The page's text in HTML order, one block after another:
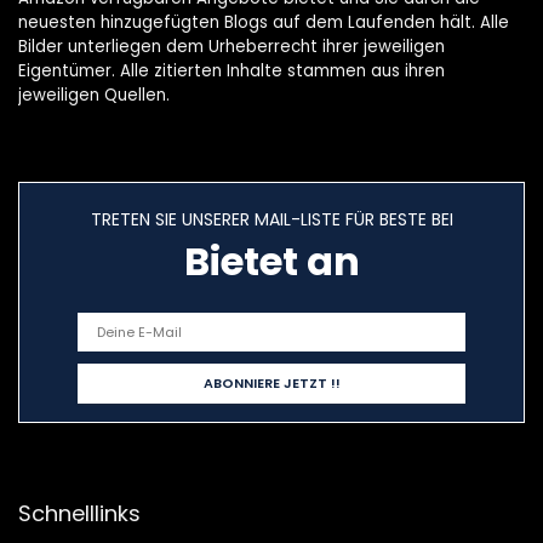
neuesten hinzugefügten Blogs auf dem Laufenden hält. Alle
Bilder unterliegen dem Urheberrecht ihrer jeweiligen
Eigentümer. Alle zitierten Inhalte stammen aus ihren
jeweiligen Quellen.
TRETEN SIE UNSERER MAIL-LISTE FÜR BESTE BEI
Bietet an
Schnelllinks